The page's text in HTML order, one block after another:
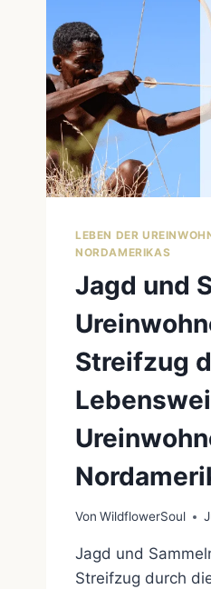
LEBEN DER
NORDAMERIKAS
Jagd und
Streifzug
Von WildflowerSoul
Jagd und
Streifzug durch